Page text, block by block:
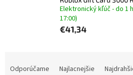
Elektronický kľúč - do 1
17:00)
€41,34
Odporúčame Najlacnejšie